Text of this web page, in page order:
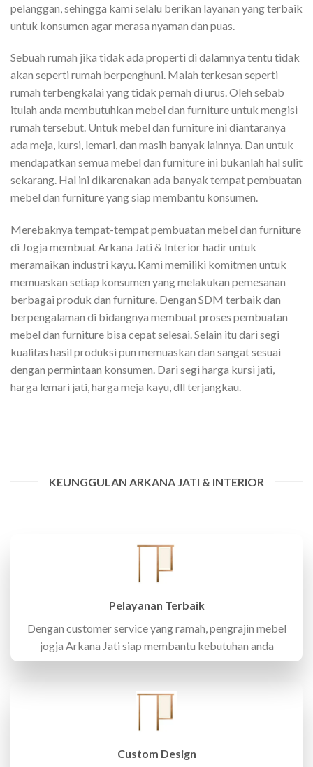
pelanggan, sehingga kami selalu berikan layanan yang terbaik
untuk konsumen agar merasa nyaman dan puas.
Sebuah rumah jika tidak ada properti di dalamnya tentu tidak
akan seperti rumah berpenghuni. Malah terkesan seperti
rumah terbengkalai yang tidak pernah di urus. Oleh sebab
itulah anda membutuhkan mebel dan furniture untuk mengisi
rumah tersebut. Untuk mebel dan furniture ini diantaranya
ada meja, kursi, lemari, dan masih banyak lainnya. Dan untuk
mendapatkan semua mebel dan furniture ini bukanlah hal sulit
sekarang. Hal ini dikarenakan ada banyak tempat pembuatan
mebel dan furniture yang siap membantu konsumen.
Merebaknya tempat-tempat pembuatan mebel dan furniture
di Jogja membuat Arkana Jati & Interior hadir untuk
meramaikan industri kayu. Kami memiliki komitmen untuk
memuaskan setiap konsumen yang melakukan pemesanan
berbagai produk dan furniture. Dengan SDM terbaik dan
berpengalaman di bidangnya membuat proses pembuatan
mebel dan furniture bisa cepat selesai. Selain itu dari segi
kualitas hasil produksi pun memuaskan dan sangat sesuai
dengan permintaan konsumen. Dari segi harga kursi jati,
harga lemari jati, harga meja kayu, dll terjangkau.
KEUNGGULAN ARKANA JATI & INTERIOR
Pelayanan Terbaik
Dengan customer service yang ramah, pengrajin mebel
jogja Arkana Jati siap membantu kebutuhan anda
Custom Design